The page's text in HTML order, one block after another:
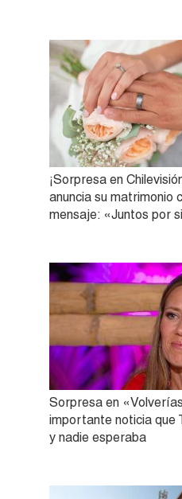
¡Sorpresa en
anuncia su matrimonio
mensaje: «Juntos por
Sorpresa en
importante noticia que
y nadie esperaba